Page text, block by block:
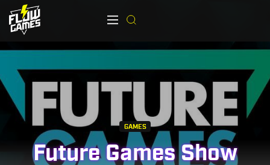
GAMES
Future Games Show